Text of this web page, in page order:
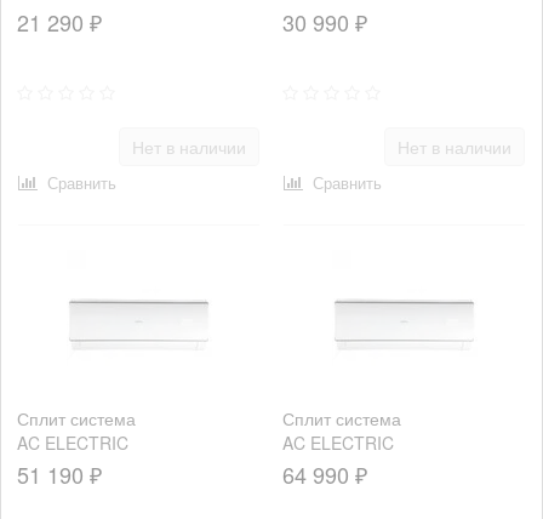
ACEM-
07HN1_23Y
21 290 ₽
Нет в наличии
Сравнить
ACEM-
12HN1_23Y
30 990 ₽
Нет в наличии
Сравнить
Сплит система
AC ELECTRIC
ACEM-
18HN1_23Y
51 190 ₽
Сплит система
AC ELECTRIC
ACEM-
24HN1_23Y
64 990 ₽